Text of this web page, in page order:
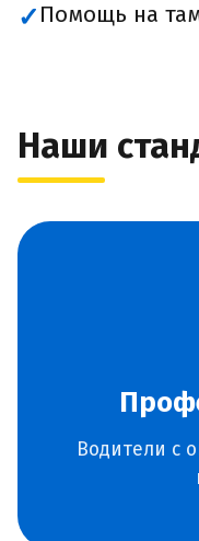
✓ Помощь на
Наши
Водители с